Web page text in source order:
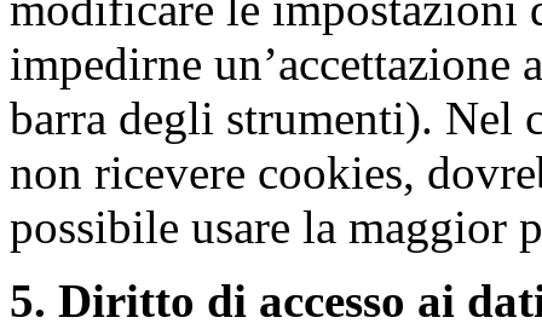
impedirne un’accettazione
barra degli strumenti). Nel
non ricevere cookies,
possibile usare la maggior
5. Diritto di accesso ai